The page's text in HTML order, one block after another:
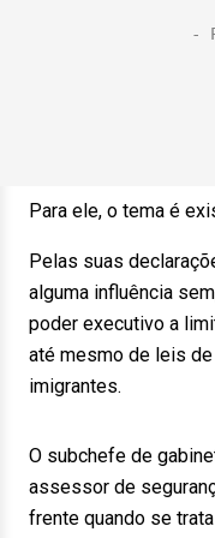
Para ele, o tema é
Pelas suas
alguma influência
poder executivo a
até mesmo de leis
imigrantes.
O subchefe de
assessor de
frente quando se